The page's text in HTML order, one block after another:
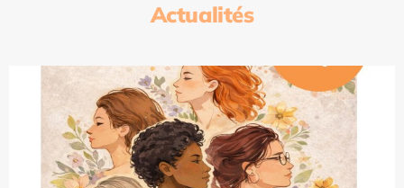
Actualités